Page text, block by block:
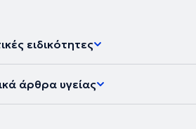
ειδικότητες
άρθρα υγείας